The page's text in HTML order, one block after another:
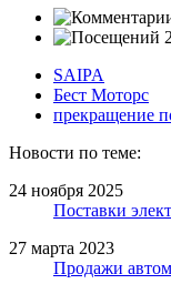
SAIPA
Бест Моторс
прекращение
Новости по теме:
24 ноября 2025
Поставки
27 марта 2023
Продажи